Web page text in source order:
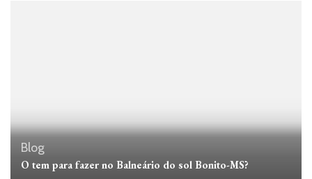
Blog
O tem para fazer no Balneário do sol Bonito-MS?